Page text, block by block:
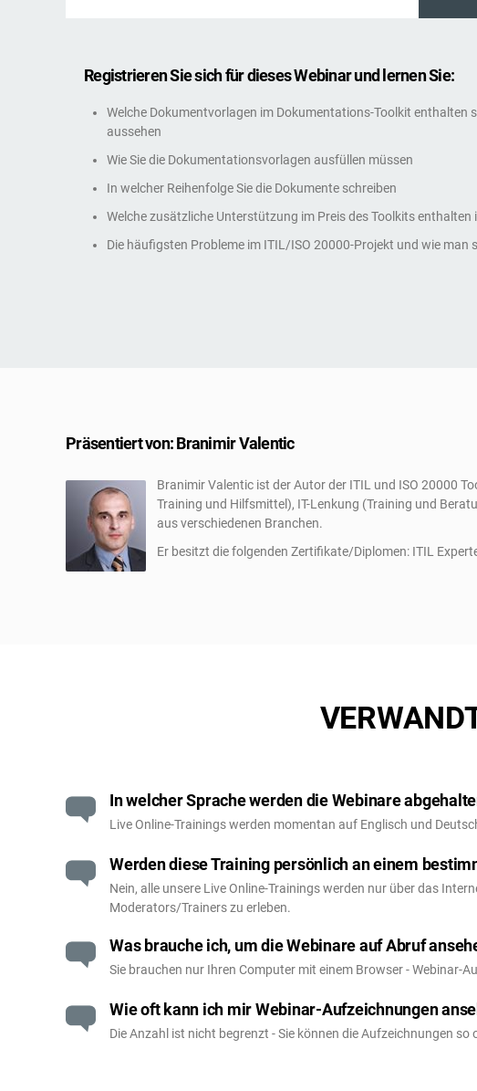
Registrieren Sie sich für dieses Webinar und lernen Sie:
Welche Dokumentvorlagen im Dokumentations-Toolkit enthalten
aussehen
Wie Sie die Dokumentationsvorlagen ausfüllen müssen
In welcher Reihenfolge Sie die Dokumente schreiben
Welche zusätzliche Unterstützung im Preis des Toolkits enthalten
Die häufigsten Probleme im ITIL/ISO 20000-Projekt und wie man
Präsentiert von: Branimir Valentic
Branimir Valentic ist der Autor der ITIL und ISO 20000
Training und Hilfsmittel), IT-Lenkung (Training und
aus verschiedenen Branchen.
Er besitzt die folgenden Zertifikate/Diplomen: ITIL
In welcher Sprache werden die Webinare
Live Online-Trainings werden momentan auf Englisch und
Werden diese Training persönlich an einem
Nein, alle unsere Live Online-Trainings werden nur über das
Moderators/Trainers zu erleben.
Was brauche ich, um die Webinare auf Abruf
Sie brauchen nur Ihren Computer mit einem Browser - Webinar-
Wie oft kann ich mir Webinar-Aufzeichnungen
Die Anzahl ist nicht begrenzt - Sie können die Aufzeichnungen so